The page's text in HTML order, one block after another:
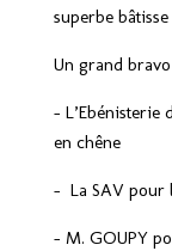
superbe
Un grand bravo
–
en chêne
– La SAV pour
– M. GOUPY